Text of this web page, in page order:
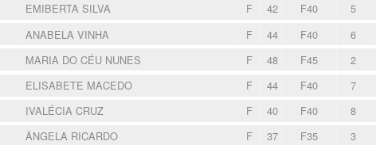
EMIBERTA SILVA F 42 F40 5
ANABELA VINHA F 44 F40 6
MARIA DO CÉU NUNES F 48 F45 2
ELISABETE MACEDO F 44 F40 7
IVALÉCIA CRUZ F 40 F40 8
ÂNGELA RICARDO F 37 F35 3